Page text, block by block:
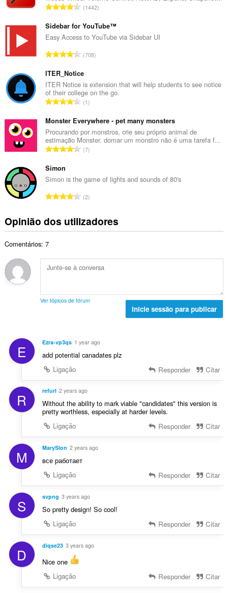
N
m
e
o
o
t
a
d
e
a
v
i
ç
e
s
1442
Sidebar for YouTube™
Easy Access to YouTube via Sidebar UI
N
m
e
r
o
o
t
a
e
a
v
l
i
õ
e
708
ITER_Notice
ITER Notice is extension that will help students to see notice
of their college on the go.
N
m
e
r
o
t
a
e
a
l
ç
õ
1
Monster Everywhere - pet many monsters
Procurando por monstros, crie seu próprio animal de
estimação Monster. domar um monstro não é uma tarefa f...
N
e
o
o
t
d
e
a
ç
õ
:
7
Simon
Simon is the game of lights and sounds of 80's
N
m
e
t
o
l
v
a
l
a
ç
õ
e
2
Opinião dos utilizadores
Comentários: 7
Ver tópicos de fórum
Inicie sessão para publicar
E Ezra-vp3qs 1 year ago
add potential canadates plz
Ligação
Responder Citar
R refurl 2 years ago
Without the ability to mark viable "candidates" this version is
pretty worthless, especially at harder levels.
Ligação
Responder Citar
M MarySlon 2 years ago
все работает
Ligação
Responder Citar
S svpng 3 years ago
So pretty design! So cool!
Ligação
Responder Citar
D diqse23 3 years ago
Nice one
Ligação
Responder Citar